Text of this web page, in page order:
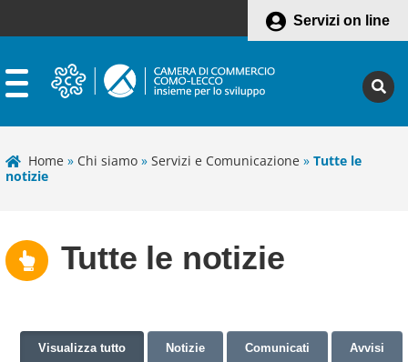
Servizi on line
Home » Chi siamo » Servizi e Comunicazione » Tutte le
notizie
Tutte le notizie
Visualizza tutto Notizie Comunicati Avvisi